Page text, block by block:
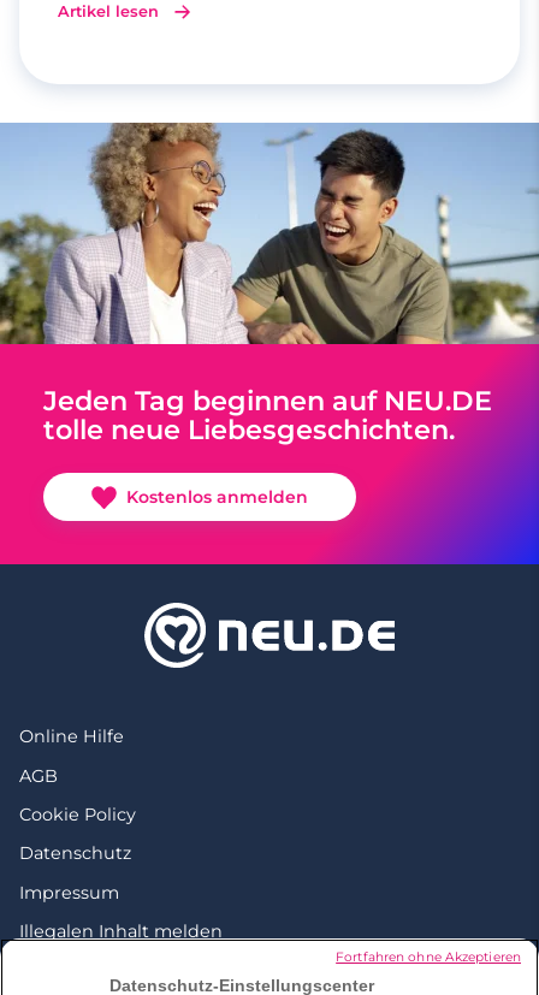
Artikel lesen
Jeden Tag beginnen auf NEU.DE
tolle neue Liebesgeschichten.
Kostenlos anmelden
Online Hilfe
AGB
Cookie Policy
Datenschutz
Impressum
Illegalen Inhalt melden
Datenschutz-Einstellungscenter
Fortfahren ohne Akzeptieren